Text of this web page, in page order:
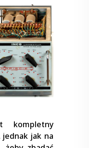
kompletny
jak na